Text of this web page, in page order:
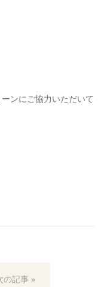
ンにご協力いただいて
の記事 »